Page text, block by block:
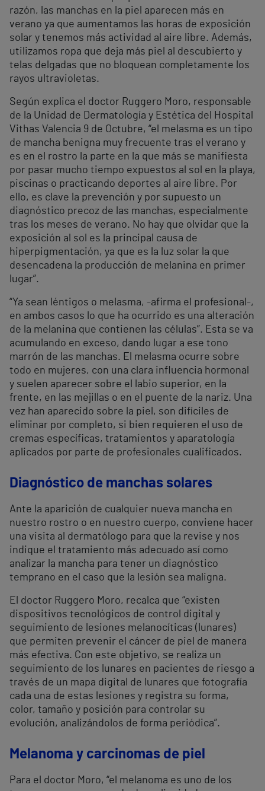
razón, las manchas en la piel aparecen más en
verano ya que aumentamos las horas de exposición
solar y tenemos más actividad al aire libre. Además,
utilizamos ropa que deja más piel al descubierto y
telas delgadas que no bloquean completamente los
rayos ultravioletas.
Según explica el doctor Ruggero Moro, responsable
de la Unidad de Dermatología y Estética del Hospital
Vithas Valencia 9 de Octubre, “el melasma es un tipo
de mancha benigna muy frecuente tras el verano y
es en el rostro la parte en la que más se manifiesta
por pasar mucho tiempo expuestos al sol en la playa,
piscinas o practicando deportes al aire libre. Por
ello, es clave la prevención y por supuesto un
diagnóstico precoz de las manchas, especialmente
tras los meses de verano. No hay que olvidar que la
exposición al sol es la principal causa de
hiperpigmentación, ya que es la luz solar la que
desencadena la producción de melanina en primer
lugar”.
“Ya sean léntigos o melasma, -afirma el profesional-,
en ambos casos lo que ha ocurrido es una alteración
de la melanina que contienen las células”. Esta se va
acumulando en exceso, dando lugar a ese tono
marrón de las manchas. El melasma ocurre sobre
todo en mujeres, con una clara influencia hormonal
y suelen aparecer sobre el labio superior, en la
frente, en las mejillas o en el puente de la nariz. Una
vez han aparecido sobre la piel, son difíciles de
eliminar por completo, si bien requieren el uso de
cremas específicas, tratamientos y aparatología
aplicados por parte de profesionales cualificados.
Diagnóstico de manchas solares
Ante la aparición de cualquier nueva mancha en
nuestro rostro o en nuestro cuerpo, conviene hacer
una visita al dermatólogo para que la revise y nos
indique el tratamiento más adecuado así como
analizar la mancha para tener un diagnóstico
temprano en el caso que la lesión sea maligna.
El doctor Ruggero Moro, recalca que “existen
dispositivos tecnológicos de control digital y
seguimiento de lesiones melanocíticas (lunares)
que permiten prevenir el cáncer de piel de manera
más efectiva. Con este objetivo, se realiza un
seguimiento de los lunares en pacientes de riesgo a
través de un mapa digital de lunares que fotografía
cada una de estas lesiones y registra su forma,
color, tamaño y posición para controlar su
evolución, analizándolos de forma periódica”.
Melanoma y carcinomas de piel
Para el doctor Moro, “el melanoma es uno de los